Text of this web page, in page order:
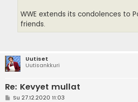
WWE extends its condolences to
friends.
Uutiset
Uutisankkuri
Re: Kevyet mullat
VSu 27.12.2020 11:03